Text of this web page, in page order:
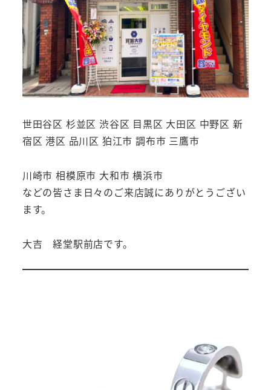
世田谷区 杉並区 渋谷区 目黒区 大田区 中野区 新
宿区 港区 品川区 狛江市 調布市 三鷹市
川崎市 相模原市 大和市 横浜市
などの皆さま日々のご来店誠にありがとうござい
ます。
大吉 経堂駅前店です。